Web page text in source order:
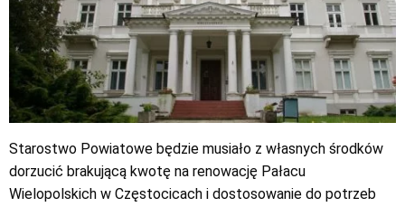
Starostwo Powiatowe będzie musiało z własnych środków
dorzucić brakującą kwotę na renowację Pałacu
Wielopolskich w Częstocicach i dostosowanie do potrzeb